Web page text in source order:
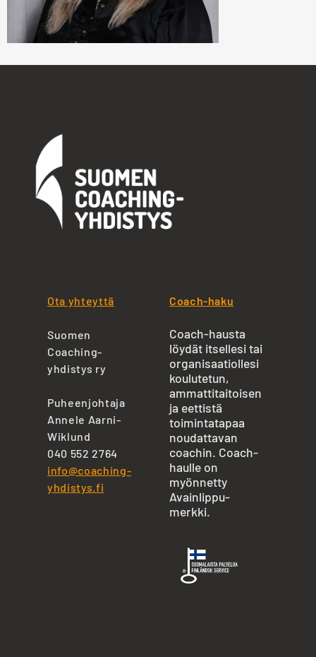
Ota yhteyttä
Suomen
Coaching-
yhdistys ry
Puheenjohtaja
Annele Aarni-
Wiklund
040 552 2764
info@coaching-
yhdistys.fi
Coach-haku
Coach-hausta
löydät itsellesi tai
organisaatiollesi
koulutetun,
ammattitaitoisen
ja eettistä
toimintatapaa
noudattavan
coachin. Coach-
haulle on
myönnetty
Avainlippu-
merkki.